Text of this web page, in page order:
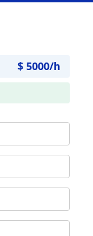
$ 5000/h